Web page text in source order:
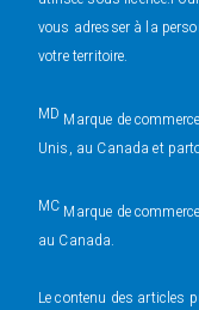
vous adresser à la
votre territoire.
MD Marque de
Unis, au Canada et
MC Marque de
au Canada.
Le contenu des articles